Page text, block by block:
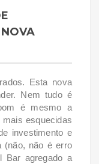
Esta nova
Nem tudo é
é mesmo a
esquecidas
investimento e
(não, não é erro
Bar agregado a